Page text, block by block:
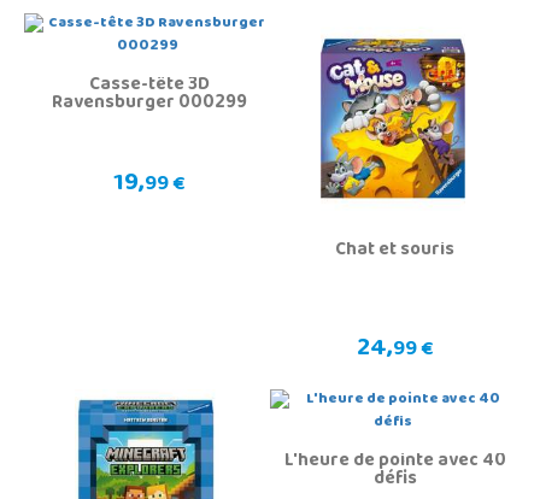
Casse-tête 3D
Ravensburger 000299
19,99 €
Chat et souris
24,99 €
L'heure de pointe avec 40
défis